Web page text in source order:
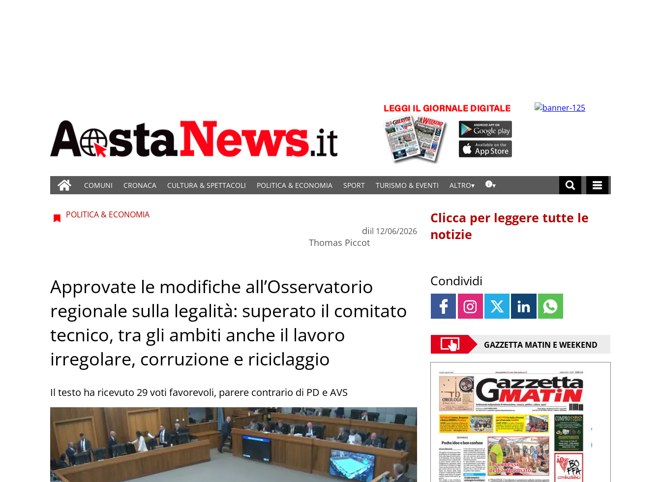
COMUNI CRONACA CULTURA & SPETTACOLI POLITICA & ECONOMIA SPORT TURISMO & EVENTI ALTRO
POLITICA & ECONOMIA
di
Thomas Piccot
il 12/06/2026
Approvate le modifiche all’Osservatorio
regionale sulla legalità: superato il comitato
tecnico, tra gli ambiti anche il lavoro
irregolare, corruzione e riciclaggio
Il testo ha ricevuto 29 voti favorevoli, parere contrario di PD e AVS
Clicca per leggere tutte le
notizie
Condividi
GAZZETTA MATIN E WEEKEND